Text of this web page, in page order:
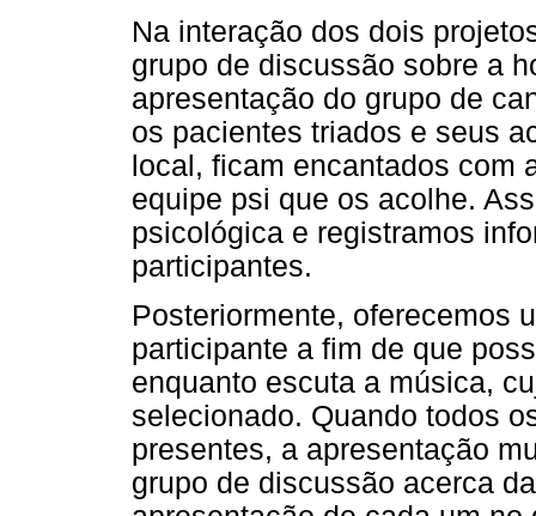
Na interação dos dois
grupo de discussão sobre a
apresentação do grupo de
os pacientes triados e seus
local, ficam encantados com
equipe psi que os acolhe.
psicológica e registramos
participantes.
Posteriormente, oferecemos
participante a fim de que
enquanto escuta a música,
selecionado. Quando todos
presentes, a apresentação
grupo de discussão acerca